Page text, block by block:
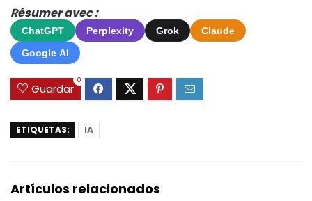
Résumer avec :
ChatGPT Perplexity Grok
Claude
Google AI
Guardar
0
ETIQUETAS: IA
Artículos relacionados